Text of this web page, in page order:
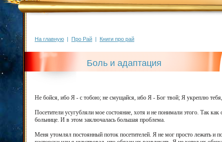
На главную | Про Рай | Книги про рай
Боль и адаптация
Не бойся, ибо Я - с тобою; не смущайся, ибо Я - Бог твой; Я укреплю
Посетители усугубляли мое состояние, хотя и не понимали этого. Так
больнице. И в этом заключалась большая проблема.
Меня утомлял постоянный поток посетителей. Я не мог просто лежать и